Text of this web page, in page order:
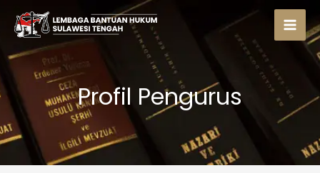
Lewati
konten
Profil Pengurus